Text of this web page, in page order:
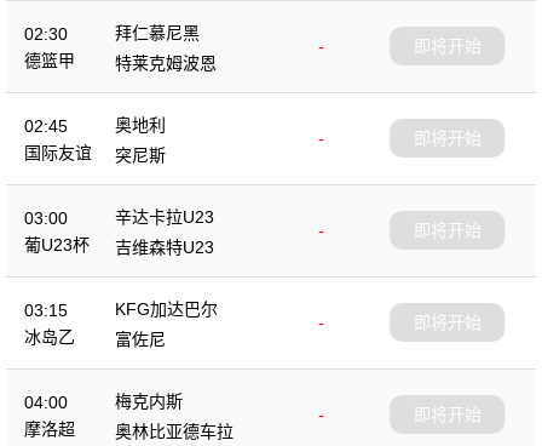
02:30
德篮甲
拜仁慕尼黑
-
特莱克姆波恩
即将开始
02:45
国际友谊
奥地利
-
突尼斯
即将开始
03:00
葡U23杯
辛达卡拉U23
-
吉维森特U23
即将开始
03:15
冰岛乙
KFG加达巴尔
-
富佐尼
即将开始
04:00
摩洛超
梅克内斯
-
奥林比亚德车拉
即将开始